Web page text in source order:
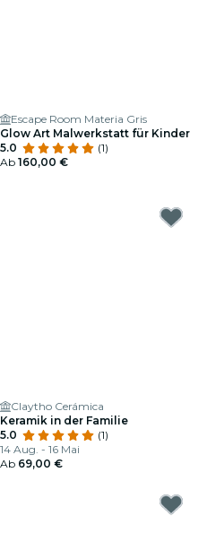
Escape Room Materia Gris
Glow Art Malwerkstatt für Kinder
5.0
(1)
Ab 160,00 €
Claytho Cerámica
Keramik in der Familie
5.0
(1)
14 Aug. - 16 Mai
Ab 69,00 €